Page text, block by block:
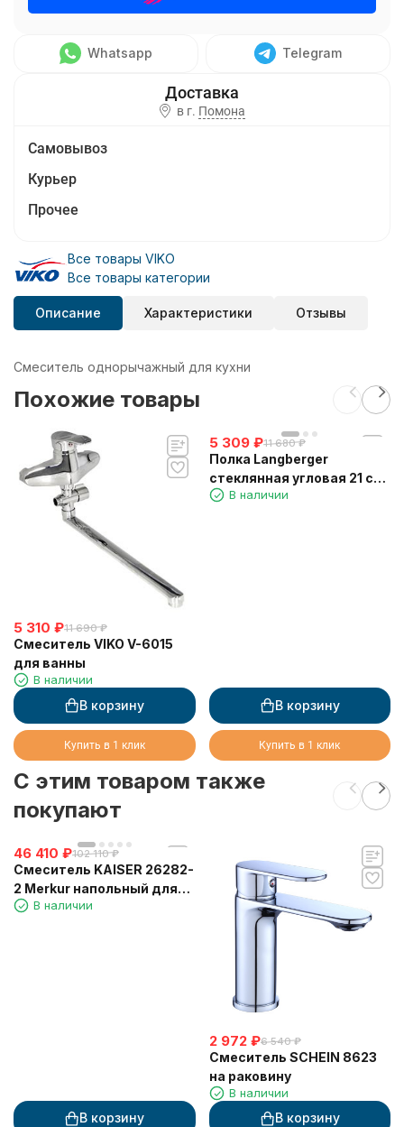
Whatsapp Telegram
в г. Помона
Самовывоз
Курьер
Прочее
Все товары VIKO
Все товары категории
Описание Характеристики Отзывы
Смеситель однорычажный для кухни
Похожие товары
5 310 ₽11 690 ₽
Смеситель VIKO V-6015
для ванны
В наличии
В корзину
Купить в 1 клик
5 309 ₽11 680 ₽
Полка Langberger
стеклянная угловая 21 см
11351FВ наличии
В корзину
Купить в 1 клик
C этим товаром также
покупают
46 410 ₽102 110 ₽
Смеситель KAISER 26282-
2 Merkur напольный для
ванны, чёрный матовый
В наличии
В корзину
2 972 ₽6 540 ₽
Смеситель SCHEIN 8623
на раковину
В наличии
В корзину